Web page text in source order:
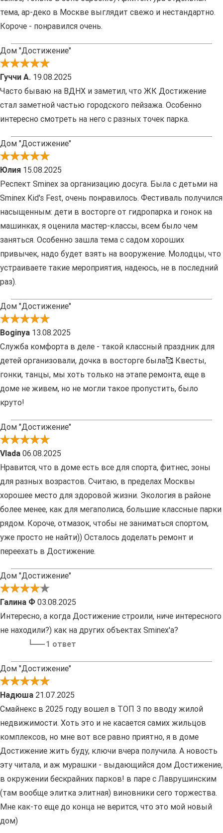
тема, ар-деко в Москве выглядит свежо и нестандартно.
Короче - понравился очень.
Дом "Достижение"
Гуччи А. 19.08.2025
Часто бываю на ВДНХ и заметил, что ЖК Достижение
стал заметной частью городского пейзажа. Особенно
интересно смотреть на него с разных точек парка.
Дом "Достижение"
Юлия 15.08.2025
Респект Sminex за организацию досуга. Была с детьми на
Sminex Kid's Fest, очень понравилось. Фестиваль получился
насыщенным: дети в восторге от гидропарка и гонок на
машинках, я оценила мастер-классы, всем было чем
заняться. Особенно зашла тема с садом хороших
привычек, надо будет взять на вооружение. Молодцы, что
устраиваете такие мероприятия, надеюсь, не в последний
раз).
Дом "Достижение"
Boginya 13.08.2025
Служба комфорта в деле - такой классный праздник для
детей организовали, дочка в восторге была🥰 Квесты,
гонки, танцы, мы хоть только на этапе ремонта, еще в
доме не живем, но не могли такое пропустить, было
круто!
Дом "Достижение"
Vlada 06.08.2025
Нравится, что в доме есть все для спорта, фитнес, зоны
для разных возрастов. Считаю, в пределах Москвы
хорошее место для здоровой жизни. Экология в районе
более менее, как для мегаполиса, большие классные парки
рядом. Короче, отмазок, чтобы не заниматься спортом,
уже просто не найти)) Осталось доделать ремонт и
переехать в Достижение.
Дом "Достижение"
Галина Ф 03.08.2025
Интересно, а когда Достижение строили, ниче интересного
не находили?) как на других объектах Sminex'а?
1 ответ
Дом "Достижение"
Надюша 21.07.2025
Смайнекс в 2025 году вошел в ТОП 3 по вводу жилой
недвижимости. Хоть это и не касается самих жильцов
комплексов, но мне вот все равно приятно, я в доме
Достижение жить буду, ключи вчера получила. А новость
эту читала, и аж мурашки - выдающийся дом Достижение,
в окружении бескрайних парков! в паре с Лаврушинским
(там вообще элитка элитная) виновники сего торжества.
Мне как-то еще до конца не верится, что это мой новый
дом)